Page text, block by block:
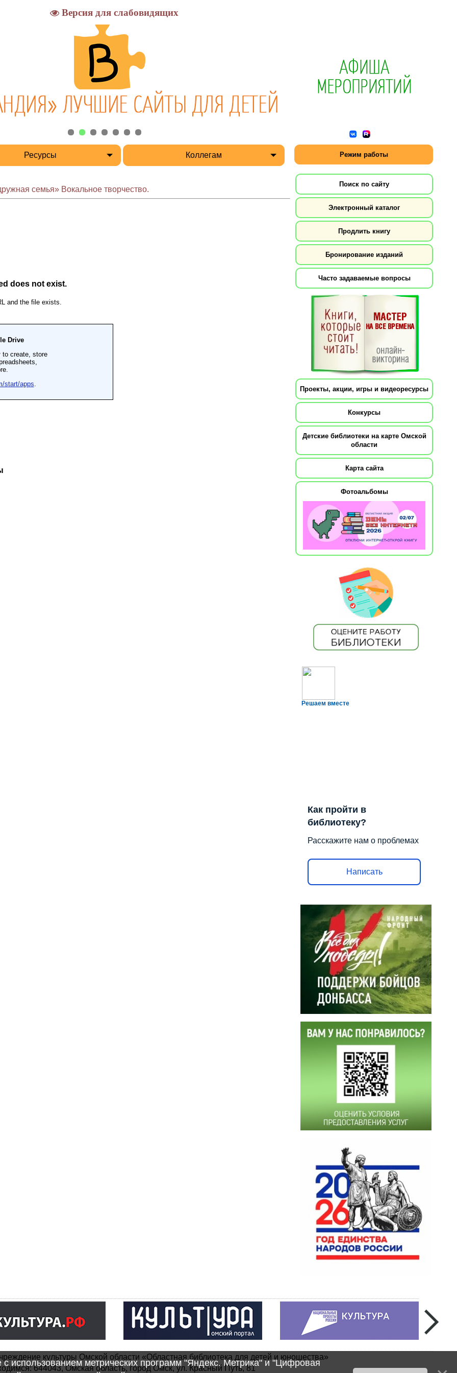
Версия для слабовидящих
Ресурсы Коллегам Режим работы
семья» Вокальное творчество.
Поиск по сайту
Электронный каталог
Продлить книгу
Бронирование изданий
Часто задаваемые вопросы
Проекты, акции, игры и видеоресурсы
Конкурсы
Детские библиотеки на карте Омской
области
Карта сайта
Фотоальбомы
Решаем вместе
Как пройти в
библиотеку?
Расскажите нам о проблемах
Написать
культуры Омской области «Областная библиотека для детей и юношества»
644043, Омская область, город Омск, ул. Красный Путь, 81
использованием метрических программ "Яндекс. Метрика" и "Цифровая